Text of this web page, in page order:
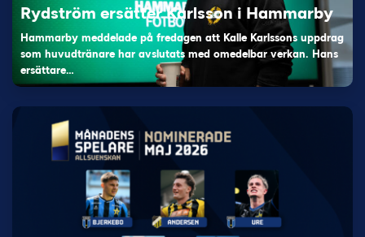
Rydström ersätter Karlsson i Hammarby
Hammarby meddelade på fredagen att Kalle Karlssons uppdrag
som huvudtränare har avslutats med omedelbar verkan. Hans
ersättare…